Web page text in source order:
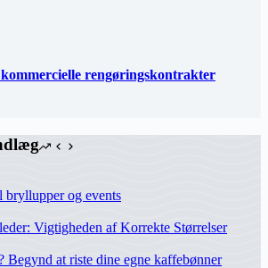
rengøringskontrakter
bryllupper og events
Vigtigheden af Korrekte Størrelser
Begynd at riste dine egne kaffebønner